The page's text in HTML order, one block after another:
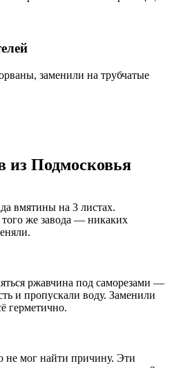
заменили на трубчатые
из Подмосковья
вмятины на 3 листах.
же завода — никаких
ржавчина под саморезами —
и пропускали воду. Заменили
герметично.
не мог найти причину. Эти